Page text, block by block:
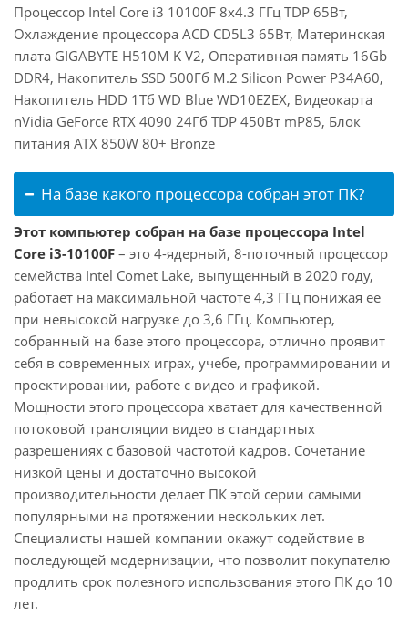
Процессор Intel Core i3 10100F 8x4.3 ГГц TDP 65Вт,
Охлаждение процессора ACD CD5L3 65Вт, Материнская
плата GIGABYTE H510M K V2, Оперативная память 16Gb
DDR4, Накопитель SSD 500Гб M.2 Silicon Power P34A60,
Накопитель HDD 1Тб WD Blue WD10EZEX, Видеокарта
nVidia GeForce RTX 4090 24Гб TDP 450Вт mP85, Блок
питания ATX 850W 80+ Bronze
На базе какого процессора собран этот ПК?
Этот компьютер собран на базе процессора Intel
Core i3-10100F – это 4-ядерный, 8-поточный процессор
семейства Intel Comet Lake, выпущенный в 2020 году,
работает на максимальной частоте 4,3 ГГц понижая ее
при невысокой нагрузке до 3,6 ГГц. Компьютер,
собранный на базе этого процессора, отлично проявит
себя в современных играх, учебе, программировании и
проектировании, работе с видео и графикой.
Мощности этого процессора хватает для качественной
потоковой трансляции видео в стандартных
разрешениях с базовой частотой кадров. Сочетание
низкой цены и достаточно высокой
производительности делает ПК этой серии самыми
популярными на протяжении нескольких лет.
Специалисты нашей компании окажут содействие в
последующей модернизации, что позволит покупателю
продлить срок полезного использования этого ПК до 10
лет.